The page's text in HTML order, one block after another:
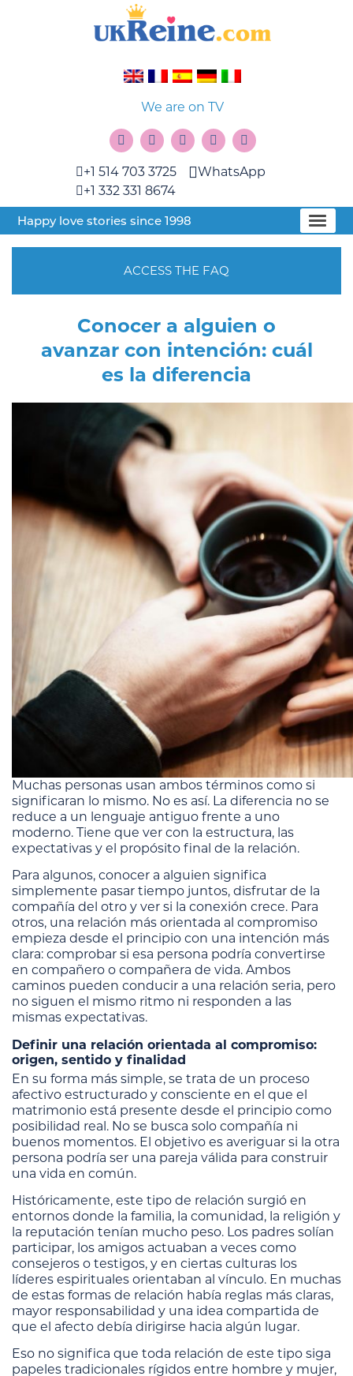
We are on TV
+1 514 703 3725
+1 332 331 8674
WhatsApp
Happy love stories since 1998
ACCESS THE FAQ
Conocer a alguien o
avanzar con intención: cuál
es la diferencia
Muchas personas usan ambos términos como si
significaran lo mismo. No es así. La diferencia no se
reduce a un lenguaje antiguo frente a uno
moderno. Tiene que ver con la estructura, las
expectativas y el propósito final de la relación.
Para algunos, conocer a alguien significa
simplemente pasar tiempo juntos, disfrutar de la
compañía del otro y ver si la conexión crece. Para
otros, una relación más orientada al compromiso
empieza desde el principio con una intención más
clara: comprobar si esa persona podría convertirse
en compañero o compañera de vida. Ambos
caminos pueden conducir a una relación seria, pero
no siguen el mismo ritmo ni responden a las
mismas expectativas.
Definir una relación orientada al compromiso:
origen, sentido y finalidad
En su forma más simple, se trata de un proceso
afectivo estructurado y consciente en el que el
matrimonio está presente desde el principio como
posibilidad real. No se busca solo compañía ni
buenos momentos. El objetivo es averiguar si la otra
persona podría ser una pareja válida para construir
una vida en común.
Históricamente, este tipo de relación surgió en
entornos donde la familia, la comunidad, la religión y
la reputación tenían mucho peso. Los padres solían
participar, los amigos actuaban a veces como
consejeros o testigos, y en ciertas culturas los
líderes espirituales orientaban al vínculo. En muchas
de estas formas de relación había reglas más claras,
mayor responsabilidad y una idea compartida de
que el afecto debía dirigirse hacia algún lugar.
Eso no significa que toda relación de este tipo siga
papeles tradicionales rígidos entre hombre y mujer,